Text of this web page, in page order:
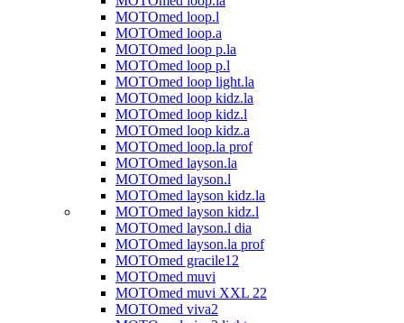
MOTOmed loop.l
MOTOmed loop.a
MOTOmed loop p.la
MOTOmed loop p.l
MOTOmed loop light.la
MOTOmed loop kidz.la
MOTOmed loop kidz.l
MOTOmed loop kidz.a
MOTOmed loop.la prof
MOTOmed layson.la
MOTOmed layson.l
MOTOmed layson kidz.la
MOTOmed layson kidz.l
MOTOmed layson.l dia
MOTOmed layson.la prof
MOTOmed gracile12
MOTOmed muvi
MOTOmed muvi XXL 22
MOTOmed viva2